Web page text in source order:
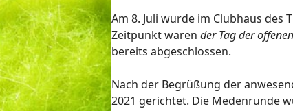
Am 8. Juli wurde im Clubhaus
Zeitpunkt waren der Tag der
bereits abgeschlossen.
Nach der Begrüßung der
2021 gerichtet. Die Medenrunde